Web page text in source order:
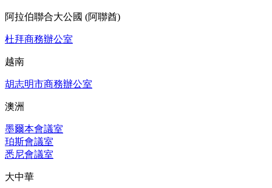
阿拉伯聯合大公國 (阿聯酋)
杜拜商務辦公室
越南
胡志明市商務辦公室
澳洲
墨爾本會議室
珀斯會議室
悉尼會議室
大中華